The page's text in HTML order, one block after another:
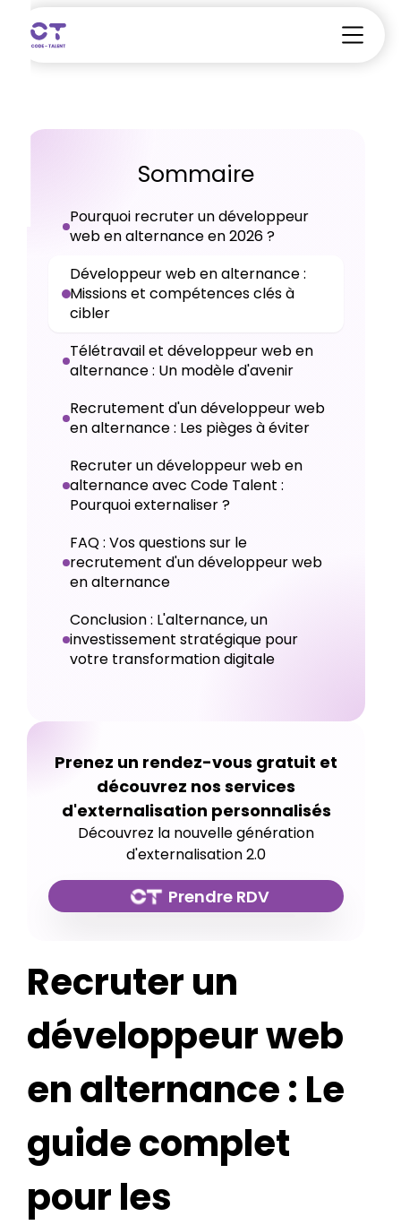
Sommaire
Pourquoi recruter un développeur
web en alternance en 2026 ?
Développeur web en alternance :
Missions et compétences clés à
cibler
Télétravail et développeur web en
alternance : Un modèle d'avenir
Recrutement d'un développeur web
en alternance : Les pièges à éviter
Recruter un développeur web en
alternance avec Code Talent :
Pourquoi externaliser ?
FAQ : Vos questions sur le
recrutement d'un développeur web
en alternance
Conclusion : L'alternance, un
investissement stratégique pour
votre transformation digitale
Prenez un rendez-vous gratuit et
découvrez nos services
d'externalisation personnalisés
Découvrez la nouvelle génération
d'externalisation 2.0
Prendre RDV
Recruter un
développeur web
en alternance : Le
guide complet
pour les